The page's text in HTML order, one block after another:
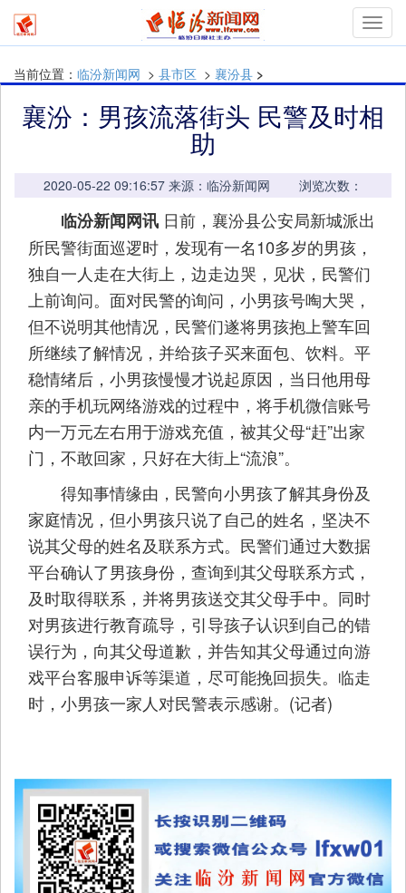
当前位置： 临汾新闻网 > 县市区 > 襄汾县 >
襄汾：男孩流落街头 民警及时相
助
2020-05-22 09:16:57 来源：临汾新闻网 浏览次数：
临汾新闻网讯 日前，襄汾县公安局新城派出
所民警街面巡逻时，发现有一名10多岁的男孩，
独自一人走在大街上，边走边哭，见状，民警们
上前询问。面对民警的询问，小男孩号啕大哭，
但不说明其他情况，民警们遂将男孩抱上警车回
所继续了解情况，并给孩子买来面包、饮料。平
稳情绪后，小男孩慢慢才说起原因，当日他用母
亲的手机玩网络游戏的过程中，将手机微信账号
内一万元左右用于游戏充值，被其父母“赶”出家
门，不敢回家，只好在大街上“流浪”。
得知事情缘由，民警向小男孩了解其身份及
家庭情况，但小男孩只说了自己的姓名，坚决不
说其父母的姓名及联系方式。民警们通过大数据
平台确认了男孩身份，查询到其父母联系方式，
及时取得联系，并将男孩送交其父母手中。同时
对男孩进行教育疏导，引导孩子认识到自己的错
误行为，向其父母道歉，并告知其父母通过向游
戏平台客服申诉等渠道，尽可能挽回损失。临走
时，小男孩一家人对民警表示感谢。(记者)